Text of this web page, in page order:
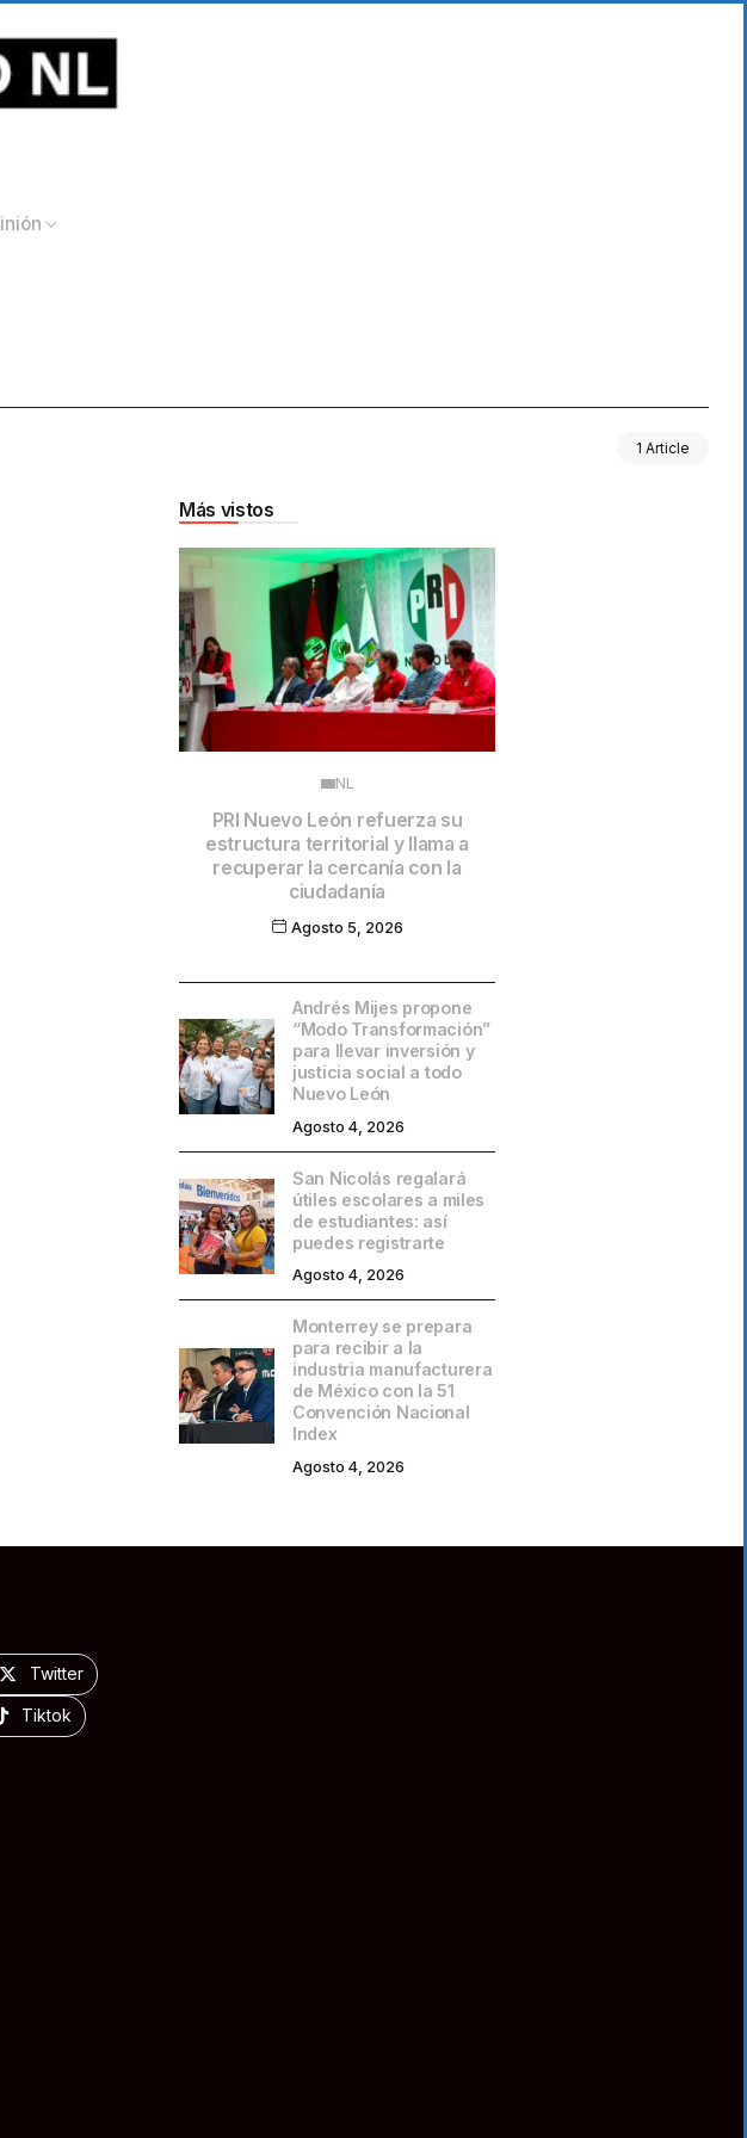
1 Article
Más vistos
NL
PRI Nuevo León refuerza su
estructura territorial y llama a
recuperar la cercanía con la
ciudadanía
Agosto 5, 2026
Andrés Mijes propone
“Modo Transformación”
para llevar inversión y
justicia social a todo
Nuevo León
Agosto 4, 2026
San Nicolás regalará
útiles escolares a miles
de estudiantes: así
puedes registrarte
Agosto 4, 2026
Monterrey se prepara
para recibir a la
industria manufacturera
de México con la 51
Convención Nacional
Index
Agosto 4, 2026
Twitter
Tiktok